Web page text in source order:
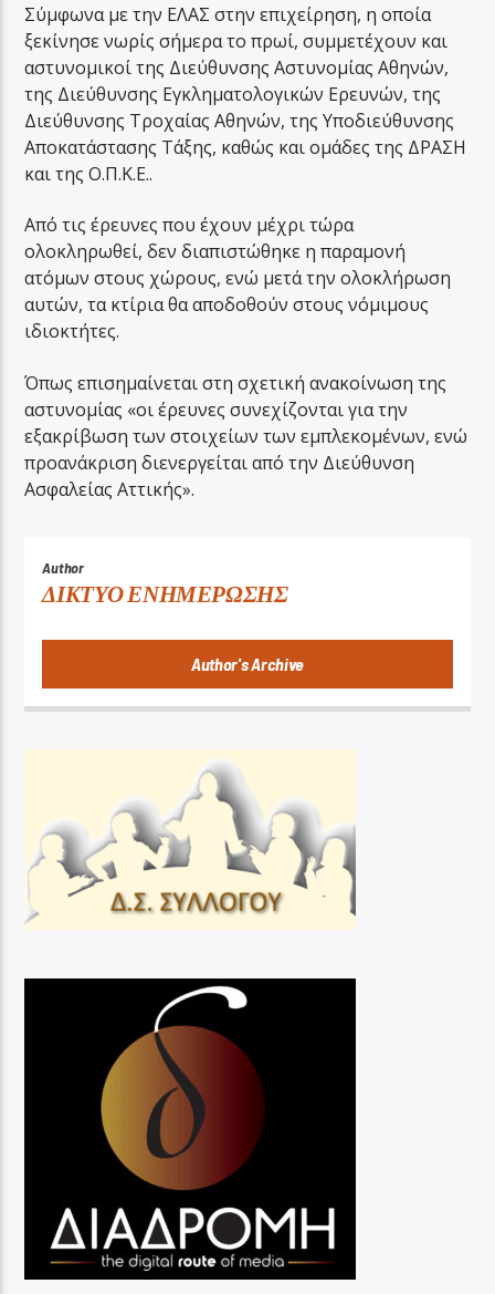
Σύμφωνα με την ΕΛΑΣ στην επιχείρηση, η οποία
ξεκίνησε νωρίς σήμερα το πρωί, συμμετέχουν και
αστυνομικοί της Διεύθυνσης Αστυνομίας Αθηνών,
της Διεύθυνσης Εγκληματολογικών Ερευνών, της
Διεύθυνσης Τροχαίας Αθηνών, της Υποδιεύθυνσης
Αποκατάστασης Τάξης, καθώς και ομάδες της ΔΡΑΣΗ
και της Ο.Π.Κ.Ε..
Από τις έρευνες που έχουν μέχρι τώρα
ολοκληρωθεί, δεν διαπιστώθηκε η παραμονή
ατόμων στους χώρους, ενώ μετά την ολοκλήρωση
αυτών, τα κτίρια θα αποδοθούν στους νόμιμους
ιδιοκτήτες.
Όπως επισημαίνεται στη σχετική ανακοίνωση της
αστυνομίας «οι έρευνες συνεχίζονται για την
εξακρίβωση των στοιχείων των εμπλεκομένων, ενώ
προανάκριση διενεργείται από την Διεύθυνση
Ασφαλείας Αττικής».
Author
ΔΙΚΤΥΟ ΕΝΗΜΕΡΩΣΗΣ
Author's Archive